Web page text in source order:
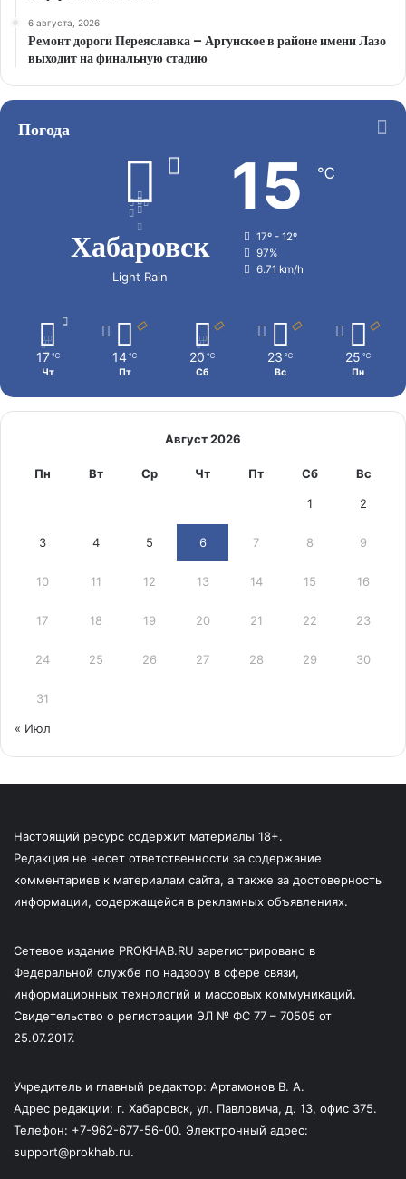
6 августа, 2026
Ремонт дороги Переяславка – Аргунское в районе имени Лазо
выходит на финальную стадию
Погода
Хабаровск
Light Rain
15 ℃
17º - 12º
97%
6.71 km/h
17 ℃
Чт
14 ℃
Пт
20 ℃
Сб
23 ℃
Вс
25 ℃
Пн
Август 2026
Пн Вт Ср Чт Пт Сб Вс
1 2
3 4 5 6 7 8 9
10 11 12 13 14 15 16
17 18 19 20 21 22 23
24 25 26 27 28 29 30
31
« Июл
Настоящий ресурс содержит материалы 18+.
Редакция не несет ответственности за содержание
комментариев к материалам сайта, а также за достоверность
информации, содержащейся в рекламных объявлениях.
Сетевое издание PROKHAB.RU зарегистрировано в
Федеральной службе по надзору в сфере связи,
информационных технологий и массовых коммуникаций.
Свидетельство о регистрации ЭЛ № ФС 77 – 70505 от
25.07.2017.
Учредитель и главный редактор: Артамонов В. А.
Адрес редакции: г. Хабаровск, ул. Павловича, д. 13, офис 375.
Телефон: +7-962-677-56-00. Электронный адрес:
support@prokhab.ru.